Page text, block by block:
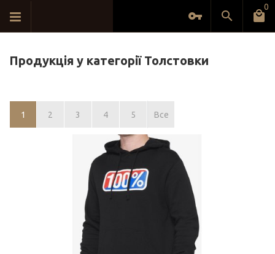
0
Продукція у категорії Толстовки
1 2 3 4 5 Все